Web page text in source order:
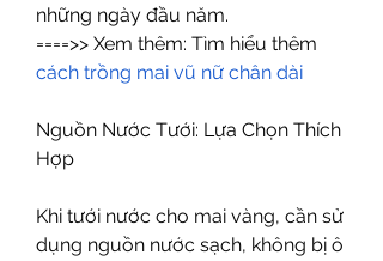
những ngày đầu năm.
cách trồng mai vũ nữ chân dài
Nguồn Nước Tưới: Lựa Chọn Thích
Hợp
Khi tưới nước cho mai vàng, cần sử
dụng nguồn nước sạch, không bị ô